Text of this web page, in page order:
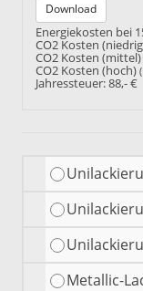
Download
Energiekosten bei
CO2 Kosten
CO2 Kosten (mittel)
CO2 Kosten (hoch)
Jahressteuer:88,- €
Metallic-